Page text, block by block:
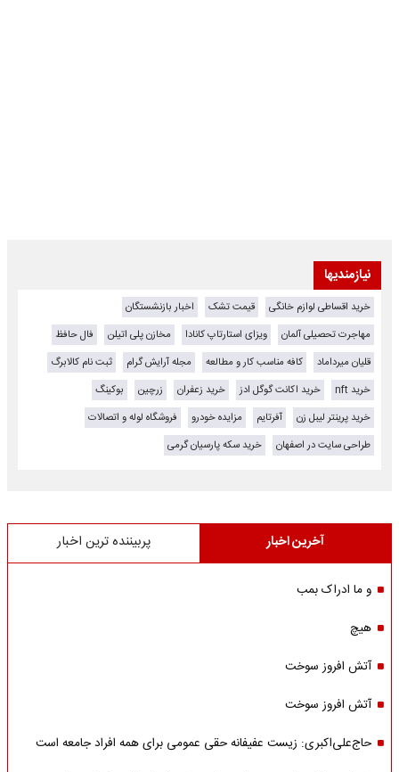
نیازمندیها
خرید اقساطی لوازم خانگی قیمت تشک
اخبار بازنشستگان
مهاجرت تحصیلی آلمان
ویزای استارتاپ کانادا مخازن پلی اتیلن
فال حافظ
قلیان میرداماد
کافه مناسب کار و مطالعه مجله آرایش گرام
ثبت نام کالابرگ
خرید nft
خرید اکانت گوگل ادز خرید زعفران زرچین
بوکینگ
خرید پرینتر لیبل زن
آفرتایم مزایده خودرو
فروشگاه لوله و اتصالات
طراحی سایت در اصفهان
خرید سکه پارسیان گرمی
آخرین اخبار پربیننده ترین اخبار
و ما ادراک بمب
هیچ
آتش افروز سوخت
آتش افروز سوخت
حاج‌علی‌اکبری: زیست عفیفانه حقی عمومی برای همه افراد جامعه است